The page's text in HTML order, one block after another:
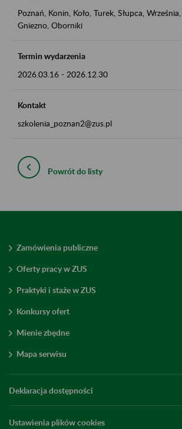
Poznań, Konin, Koło, Turek, Słupca,
Gniezno, Oborniki
Termin wydarzenia
2026.03.16 - 2026.12.30
Kontakt
szkolenia_poznan2@zus.pl
Powrót do listy
Zamówienia publiczne
Oferty pracy w ZUS
Praktyki i staże w ZUS
Konkursy ofert
Mienie zbędne
Mapa serwisu
Deklaracja dostępności
Ustawienia plików cookies